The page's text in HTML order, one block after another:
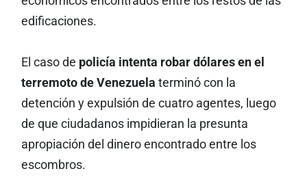
edificaciones.
El caso de policía intenta robar dólares en el
terremoto de Venezuela terminó con la
detención y expulsión de cuatro agentes, luego
de que ciudadanos impidieran la presunta
apropiación del dinero encontrado entre los
escombros.